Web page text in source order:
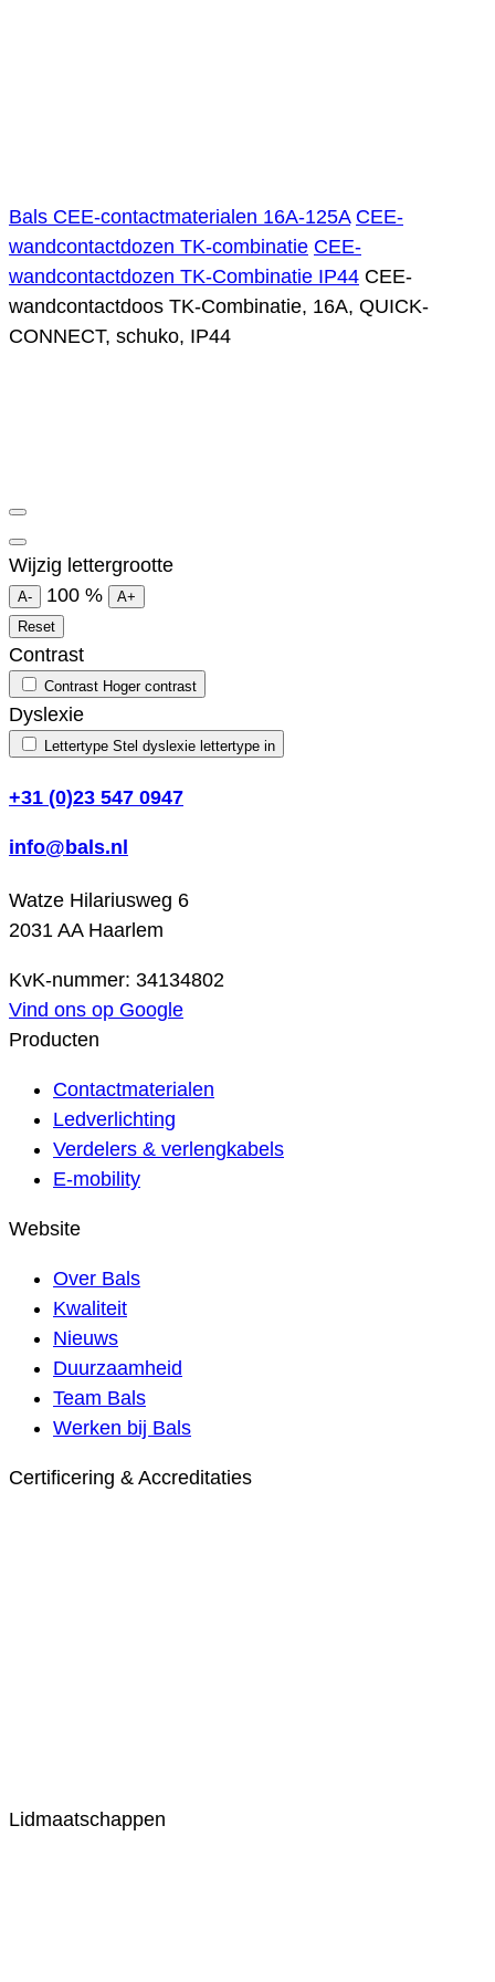
Bals CEE-contactmaterialen 16A-125A CEE-
wandcontactdozen TK-combinatie CEE-
wandcontactdozen TK-Combinatie IP44 CEE-
wandcontactdoos TK-Combinatie, 16A, QUICK-
CONNECT, schuko, IP44
Wijzig lettergrootte
A- 100 %
A+
Reset
Contrast
Contrast Hoger contrast
Dyslexie
Lettertype Stel dyslexie lettertype in
+31 (0)23 547 0947
info@bals.nl
Watze Hilariusweg 6
2031 AA Haarlem
KvK-nummer: 34134802
Vind ons op Google
Producten
Contactmaterialen
Ledverlichting
Verdelers & verlengkabels
E-mobility
Website
Over Bals
Kwaliteit
Nieuws
Duurzaamheid
Team Bals
Werken bij Bals
Certificering & Accreditaties
Lidmaatschappen